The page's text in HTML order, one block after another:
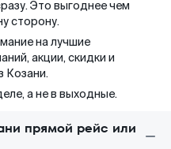
Это выгоднее чем
сторону.
на лучшие
акции, скидки и
Козани.
а не в выходные.
прямой рейс или